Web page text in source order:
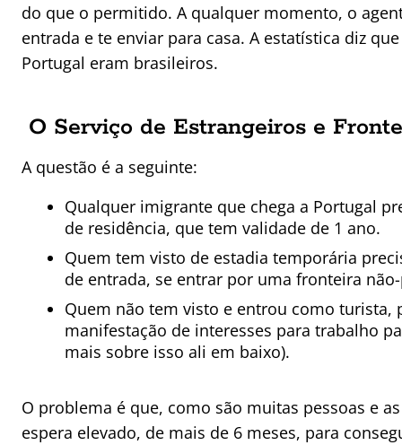
do que o permitido. A qualquer momento, o
entrada e te enviar para casa. A estatística diz
Portugal eram brasileiros.
O Serviço de Estrangeiros e
A questão é a seguinte:
Qualquer imigrante que chega a Portugal
de residência, que tem validade de 1 ano.
Quem tem visto de estadia temporária
de entrada, se entrar por uma fronteira
Quem não tem visto e entrou como turista,
manifestação de interesses para trabalho
mais sobre isso ali em baixo).
O problema é que, como são muitas pessoas e
espera elevado, de mais de 6 meses, para